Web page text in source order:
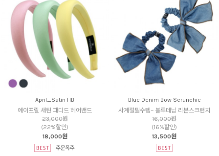
April_Satin HB
에이프릴 새틴 패디드 헤어밴드
23,000원
(22%할인)
18,000원
Blue Denim Bow Scrunchie
사계절필수템~ 블루데님 리본스크런치
16,000원
(16%할인)
13,500원